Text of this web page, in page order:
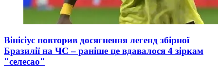
Вінісіус повторив досягнення легенд збірної
Бразилії на ЧС – раніше це вдавалося 4 зіркам
"селесао"